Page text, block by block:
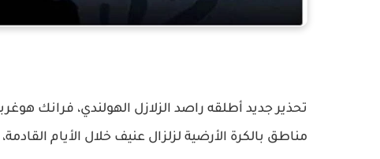
تحذير جديد أطلقه راصد الزلازل الهولندي، فرانك
مناطق بالكرة الأرضية لزلزال عنيف خلال الأيام